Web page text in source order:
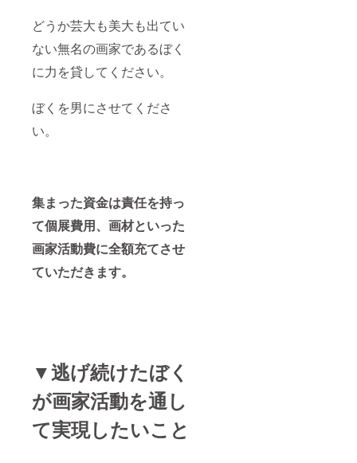
どうか芸大も美大も出てい
ない無名の画家であるぼく
に力を貸してください。
ぼくを男にさせてくださ
い。
集まった資金は責任を持っ
て個展費用、画材といった
画家活動費に全額充てさせ
ていただきます。
▼逃げ続けたぼく
が画家活動を通し
て実現したいこと